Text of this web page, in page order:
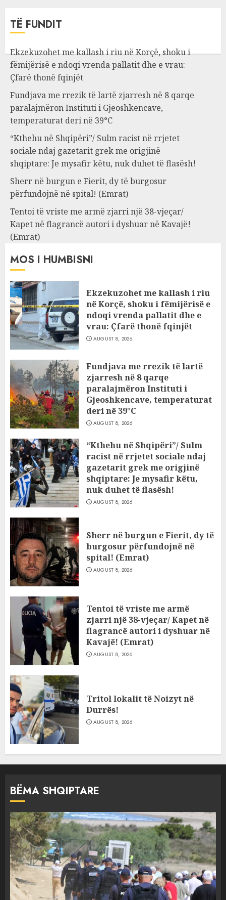
TË FUNDIT
Ekzekuzohet me kallash i riu në Korçë, shoku i
fëmijërisë e ndoqi vrenda pallatit dhe e vrau:
Çfarë thonë fqinjët
Fundjava me rrezik të lartë zjarresh në 8 qarqe
paralajmëron Instituti i Gjeoshkencave,
temperaturat deri në 39°C
“Kthehu në Shqipëri”/ Sulm racist në rrjetet
sociale ndaj gazetarit grek me origjinë
shqiptare: Je mysafir këtu, nuk duhet të flasësh!
Sherr në burgun e Fierit, dy të burgosur
përfundojnë në spital! (Emrat)
Tentoi të vriste me armë zjarri një 38-vjeçar/
Kapet në flagrancë autori i dyshuar në Kavajë!
(Emrat)
MOS I HUMBISNI
Ekzekuzohet me kallash i riu
në Korçë, shoku i fëmijërisë e
ndoqi vrenda pallatit dhe e
vrau: Çfarë thonë fqinjët
AUGUST 8, 2026
Fundjava me rrezik të lartë
zjarresh në 8 qarqe
paralajmëron Instituti i
Gjeoshkencave, temperaturat
deri në 39°C
AUGUST 8, 2026
“Kthehu në Shqipëri”/ Sulm
racist në rrjetet sociale ndaj
gazetarit grek me origjinë
shqiptare: Je mysafir këtu,
nuk duhet të flasësh!
AUGUST 8, 2026
Sherr në burgun e Fierit, dy të
burgosur përfundojnë në
spital! (Emrat)
AUGUST 8, 2026
Tentoi të vriste me armë
zjarri një 38-vjeçar/ Kapet në
flagrancë autori i dyshuar në
Kavajë! (Emrat)
AUGUST 8, 2026
Tritol lokalit të Noizyt në
Durrës!
AUGUST 8, 2026
BËMA SHQIPTARE